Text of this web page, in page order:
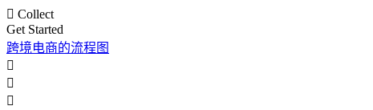
 Collect
Get Started
跨境电商的流程图


